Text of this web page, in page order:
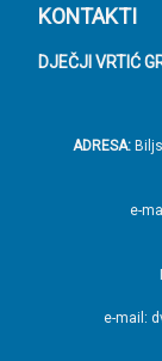
P
o
KONTAKTI
DJEČJI VRTIĆ
ADRESA:
e-
e-mail: